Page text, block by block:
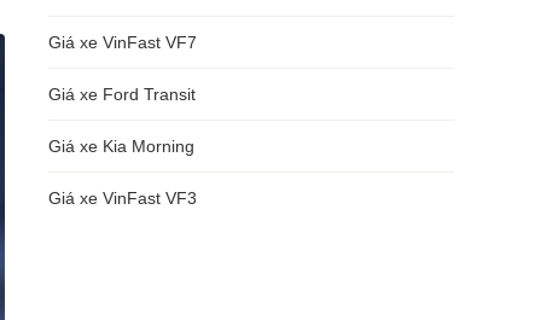
Giá xe VinFast VF7
Giá xe Ford Transit
Giá xe Kia Morning
Giá xe VinFast VF3